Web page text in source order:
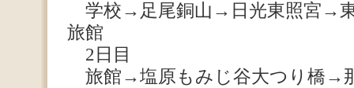
学校→足尾銅山→日光東照宮→
旅館
2日目
旅館→塩原もみじ谷大つり橋→